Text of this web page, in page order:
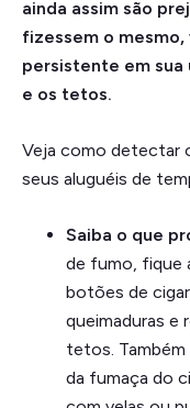
ainda assim são
fizessem o
persistente em sua
e os tetos.
Veja como detectar
seus aluguéis de
Saiba o que
de fumo, fique
botões de
queimaduras e
tetos.
da fumaça do